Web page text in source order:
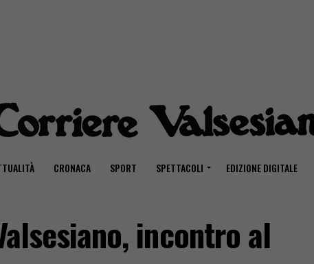
CRONACA SPORT SPETTACOLI EDIZIONE DIGITALE
incontro al